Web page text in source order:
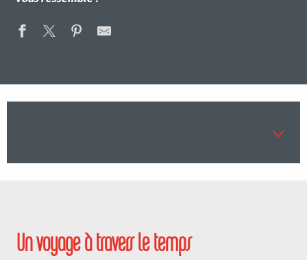
Zoom sur le thermalisme
Un voyage à travers le temps